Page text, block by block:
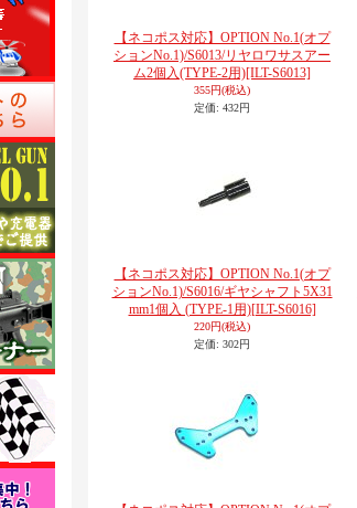
【ネコポス対応】OPTION No.1(オプ
ションNo.1)/S6013/リヤロワサスアー
ム2個入(TYPE-2用)[ILT-S6013]
355円(税込)
定価: 432円
【ネコポス対応】OPTION No.1(オプ
ションNo.1)/S6016/ギヤシャフト5X31
mm1個入 (TYPE-1用)[ILT-S6016]
220円(税込)
定価: 302円